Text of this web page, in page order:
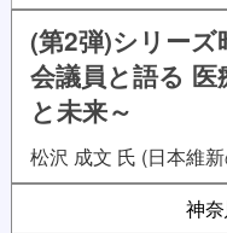
(第2弾)シリーズ
会議員と語る
と未来～
松沢 成文 氏 (日本維
神